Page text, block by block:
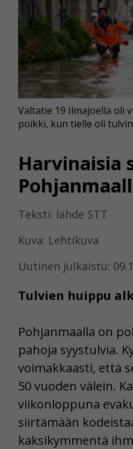
Harvinaisia
Teksti: lähde STT
Kuva: Lehtikuva
Uutinen julkaistu:
Tulvien huippu
Valtatie 19 Ilmajoella oli
poikki, kun tielle oli
Pohjanmaalla on
pahoja syystulvia.
voimakkaasti, että
50 vuoden välein.
viikonloppuna
siirtämään
kaksikymmentä